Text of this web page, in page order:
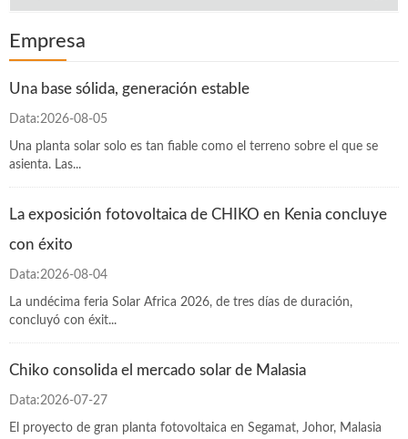
Empresa
Una base sólida, generación estable
Data:2026-08-05
Una planta solar solo es tan fiable como el terreno sobre el que se
asienta. Las...
La exposición fotovoltaica de CHIKO en Kenia concluye
con éxito
Data:2026-08-04
La undécima feria Solar Africa 2026, de tres días de duración,
concluyó con éxit...
Chiko consolida el mercado solar de Malasia
Data:2026-07-27
El proyecto de gran planta fotovoltaica en Segamat, Johor, Malasia